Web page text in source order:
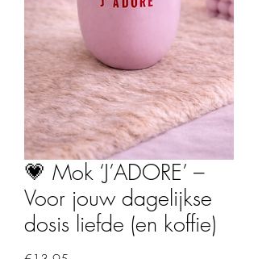
💗 Mok ‘J’ADORE’ –
Voor jouw dagelijkse
dosis liefde (en koffie)